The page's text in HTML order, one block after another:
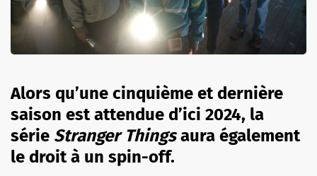
Alors qu’une cinquième et dernière
saison est attendue d’ici 2024, la
série Stranger Thingsaura également
le droit à un spin-off.